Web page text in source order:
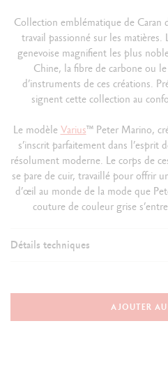
Collection emblématique de Caran
travail passionné sur les matières.
genevoise magnifient les plus
Chine, la fibre de carbone ou
d’instruments de ces créations.
signent cette collection au
Le modèleVarius™Peter Marino,
s’inscrit parfaitement dans l’esprit
résolument moderne. Le corps de
se pare de cuir, travaillé pour offrir
d’œil au monde de la mode que
couture de couleur grise
Détails techniques
Stylo
Capuchon
AJOUTER